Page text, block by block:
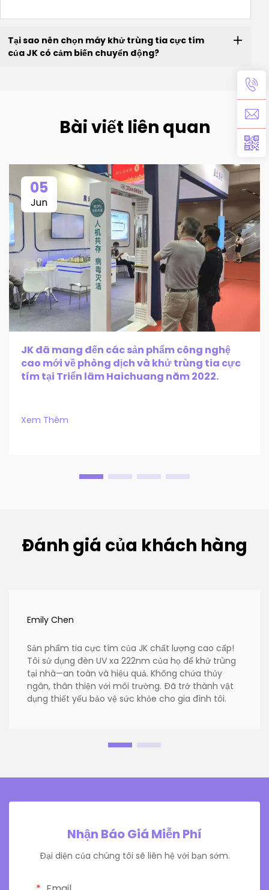
Tại sao nên chọn máy khử trùng tia cực tím
của JK có cảm biến chuyển động?
Bài viết liên quan
05
Jun
JK đã mang đến các sản phẩm công nghệ
cao mới về phòng dịch và khử trùng tia cực
tím tại Triển lãm Haichuang năm 2022.
Xem Thêm
Đánh giá của khách hàng
Emily Chen
Sản phẩm tia cực tím của JK chất lượng cao cấp!
Tôi sử dụng đèn UV xa 222nm của họ để khử trùng
tại nhà—an toàn và hiệu quả. Không chứa thủy
ngân, thân thiện với môi trường. Đã trở thành vật
dụng thiết yếu bảo vệ sức khỏe cho gia đình tôi.
Nhận Báo Giá Miễn Phí
Đại diện của chúng tôi sẽ liên hệ với bạn sớm.